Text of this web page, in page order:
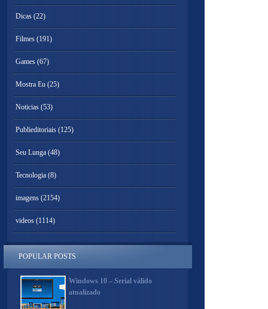
Dicas (22)
Filmes (191)
Games (67)
Mostra Eu (25)
Noticias (53)
Publieditoriais (125)
Seu Lunga (48)
Tecnologia (8)
imagens (2154)
videos (1114)
POPULAR POSTS
Windows 10 – Serial válido
atualizado